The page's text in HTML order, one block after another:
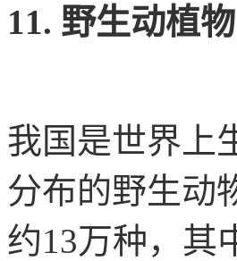
11. 野生动植物
我国是世界上
分布的野生动
约13万种，其